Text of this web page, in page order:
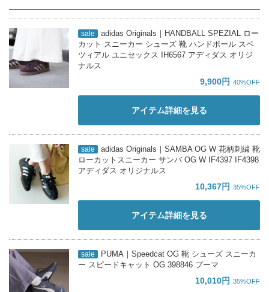
sale
adidas Originals｜HANDBALL SPEZIAL ロー
カット スニーカー シューズ 靴 ハンドボール スペ
ツィアル ユニセックス IH6567 アディダス オリジ
ナルス
9,900円 40%OFF
アイテム詳細を見る
sale
adidas Originals｜SAMBA OG W 花柄刺繍 靴
ローカットスニーカー サンバ OG W IF4397 IF4398
アディダス オリジナルス
10,367円 35%OFF
アイテム詳細を見る
sale
PUMA｜Speedcat OG 靴 シューズ スニーカ
ー スピードキャット OG 398846 プーマ
10,010円 35%OFF